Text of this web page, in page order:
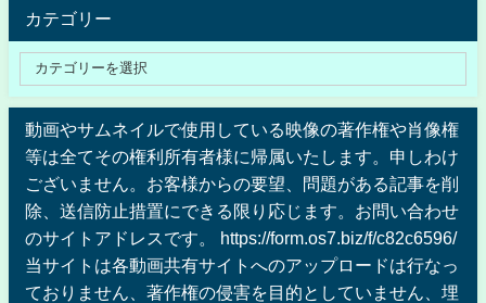
カテゴリー
動画やサムネイルで使用している映像の著作権や肖像権
等は全てその権利所有者様に帰属いたします。申しわけ
ございません。お客様からの要望、問題がある記事を削
除、送信防止措置にできる限り応じます。お問い合わせ
のサイトアドレスです。 https://form.os7.biz/f/c82c6596/
当サイトは各動画共有サイトへのアップロードは行なっ
ておりません、著作権の侵害を目的としていません、埋